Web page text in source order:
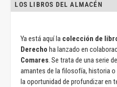
LOS LIBROS DEL ALMACÉN
Ya está aquí la colección de
Derecho ha lanzado en
Comares. Se trata de una serie
amantes de la filosofía, historia o
la oportunidad de profundizar en